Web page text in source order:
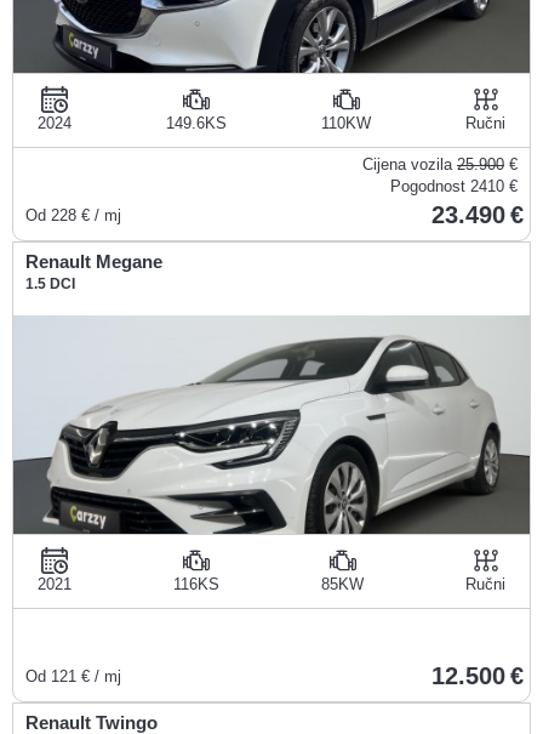
2024 149.6KS 110KW Ručni
Cijena vozila 25.900 €
Pogodnost 2410 €
Od 228 € / mj 23.490
Renault Megane
1.5 DCI
2021 116KS 85KW Ručni
Od 121 € / mj 12.500
Renault Twingo